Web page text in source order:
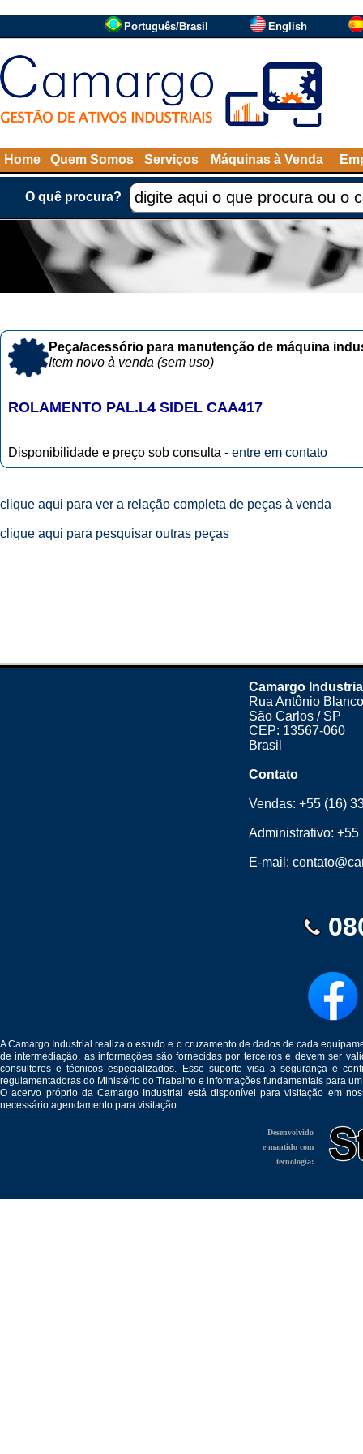
Português/Brasil English
Home Quem Somos Serviços Máquinas à Venda
O quê procura?
Peça/acessório para manutenção de máquina
Item novo à venda (sem uso)
ROLAMENTO PAL.L4 SIDEL CAA417
Disponibilidade e preço sob consulta - entre em contato
clique aqui para ver a relação completa de peças à venda
clique aqui para pesquisar outras peças
Camargo
Rua Antônio
São Carlos / SP
CEP: 13567-060
Brasil
Contato
Vendas:+55 (16)
Administrativo:+55
E-mail:
A Camargo Industrial realiza o estudo e o cruzamento de dados de cada
de intermediação, as informações são fornecidas por terceiros e devem ser
consultores e técnicos especializados. Esse suporte visa a segurança e
regulamentadoras do Ministério do Trabalho e informações fundamentais para
O acervo próprio da Camargo Industrial está disponível para visitação em
necessário agendamento para visitação.
Desenvolvido
e mantido com
tecnologia: